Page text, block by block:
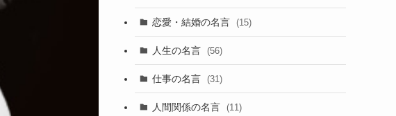
恋愛・結婚の名言 (15)
人生の名言 (56)
仕事の名言 (31)
人間関係の名言 (11)